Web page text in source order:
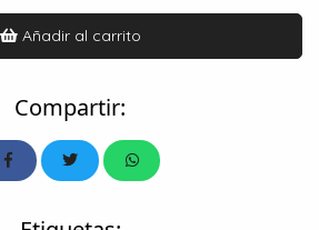
Añadir al carrito
Compartir: